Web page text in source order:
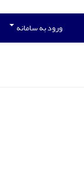
ورود به سامانه